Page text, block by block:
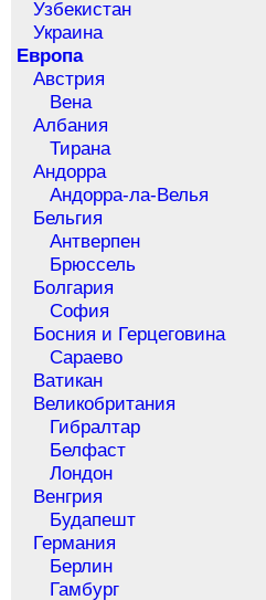
Узбекистан
Украина
Европа
Австрия
Вена
Албания
Тирана
Андорра
Андорра-ла-Велья
Бельгия
Антверпен
Брюссель
Болгария
София
Босния и Герцеговина
Сараево
Ватикан
Великобритания
Гибралтар
Белфаст
Лондон
Венгрия
Будапешт
Германия
Берлин
Гамбург